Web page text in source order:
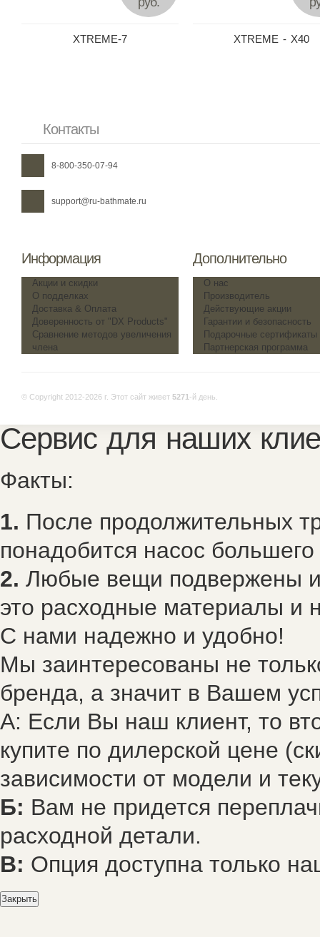
XTREME-7 XTREME - X40
Контакты
8-800-350-07-94
support@ru-bathmate.ru
Информация
Акции и скидки
О подделках
Доставка & Оплата
Доверенность от "DX Products"
Сравнение методов увеличения
члена
Дополнительно
О нас
Производитель
Действующие акции
Гарантии и безопасность
Подарочные сертификаты
Партнерская программа
© Copyright 2012-2026 г. Этот сайт живет 5271 -й день.
Сервис для наших
Факты:
1. После продолжительных
понадобится насос
2. Любые вещи подвержены
это расходные материалы и
С нами надежно и удобно!
Мы заинтересованы не
бренда, а значит в Вашем
А: Если Вы наш клиент, то
купите по дилерской цене
зависимости от модели и
Б: Вам не придется
расходной детали.
В: Опция доступна только
Закрыть